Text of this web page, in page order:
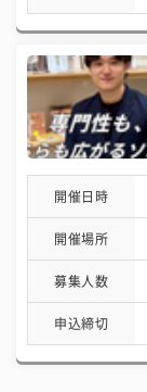
開催日時
開催場所
募集人数
申込締切